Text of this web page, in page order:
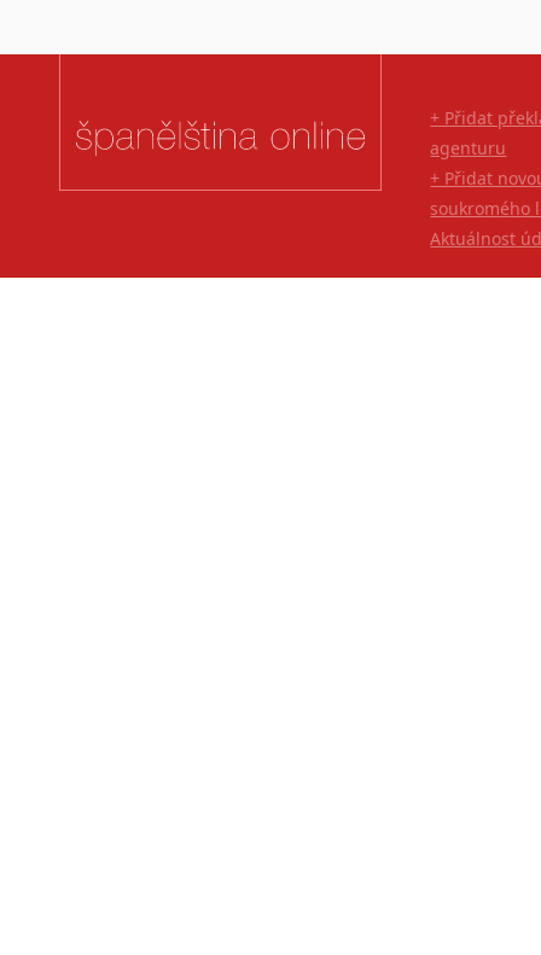
+ Přidat
agenturu
+ Přidat
soukromého
Aktuálnost